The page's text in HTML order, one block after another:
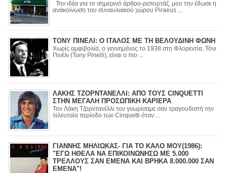
Την ιδέα για το σημερινό άρθρο-ρεπορτάζ, μου την έδωσε η
ανακοίνωση του συναυλιακού χώρου Piraeus ...
ΤΟΝΥ ΠΙΝΕΛΙ: Ο ΙΤΑΛΟΣ ΜΕ ΤΗ ΒΕΛΟΥΔΙΝΗ ΦΩΝΗ
Χωρίς αμφιβολία, ο γεννημένος το 1938 στη Φλορεντία, Τόνι
Πινέλι (Tony Pinelli), είναι ο πιο ...
ΛΑΚΗΣ ΤΖΟΡΝΤΑΝΕΛΛΙ: ΑΠΟ ΤΟΥΣ CINQUETTI
ΣΤΗΝ ΜΕΓΑΛΗ ΠΡΟΣΩΠΙΚΗ ΚΑΡΙΕΡΑ
Τον Λάκη Τζορντανέλλι τον γνωρίσαμε σαν τραγουδιστή την
τελευταία περίοδο των Cinquetti όταν ...
ΓΙΑΝΝΗΣ ΜΗΛΙΩΚΑΣ- ΓΙΑ ΤΟ ΚΑΛΟ ΜΟΥ(1986):
"ΕΓΩ ΗΘΕΛΑ ΝΑ ΕΠΙΚΟΙΝΩΝΗΣΩ ΜΕ 5.000
ΤΡΕΛΛΟΥΣ ΣΑΝ ΕΜΕΝΑ ΚΑΙ ΒΡΗΚΑ 8.000.000 ΣΑΝ
ΕΜΕΝΑ"!